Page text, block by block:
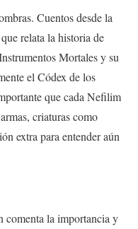
Cuentos desde la
relata la historia de
Mortales y su
el Códex de los
que cada Nefilim
criaturas como
extra para entender aún
comenta la importancia y